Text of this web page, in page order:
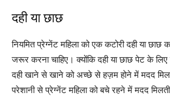
दही या छाछ
नियमित प्रेग्नेंट महिला को एक कटोरी दही या
जरूर करना चाहिए। क्योंकि दही या छाछ पेट के लिए
दही खाने से खाने को अच्छे से हज़म होने में मदद
परेशानी से प्रेग्नेंट महिला को बचे रहने में मदद